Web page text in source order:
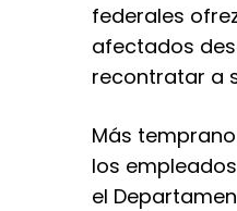
federales
afectados
recontratar a
Más
los
el